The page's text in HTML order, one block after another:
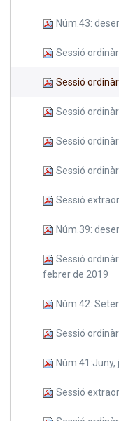
Núm.43:
Sessió
Sessió
Sessió
Sessió
Sessió
Sessió
Núm.39:
Sessió
febrer de 2019
Núm.42:
Sessió
Sessió